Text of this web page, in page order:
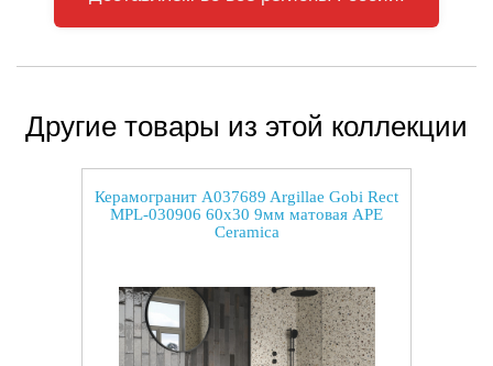
Другие товары из этой коллекции
Керамогранит A037689 Argillae Gobi Rect
MPL-030906 60x30 9мм матовая APE
Ceramica